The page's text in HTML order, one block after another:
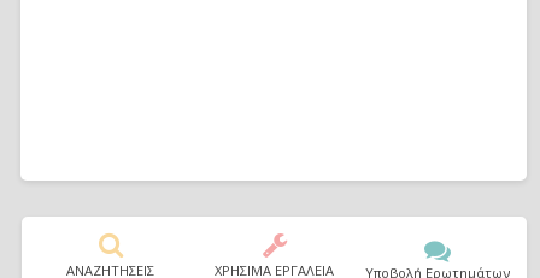
ΑΝΑΖΗΤΗΣΕΙΣ ΧΡΗΣΙΜΑ ΕΡΓΑΛΕΙΑ Υποβολή Ερωτημάτων